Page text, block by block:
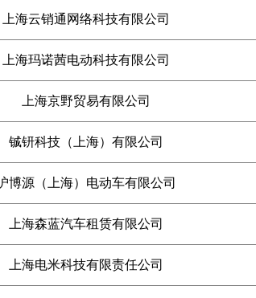
上海云销通网络科技有限公司
上海玛诺茜电动科技有限公司
上海京野贸易有限公司
铖钘科技（上海）有限公司
博源（上海）电动车有限公司
上海森蓝汽车租赁有限公司
上海电米科技有限责任公司